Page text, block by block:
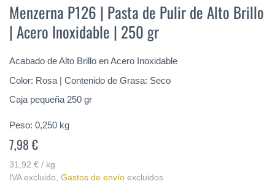
comienzo
de
la
de
imágenes
Menzerna P126 | Pasta de Pulir de Alto Brillo
| Acero Inoxidable | 250 gr
Acabado de Alto Brillo en Acero Inoxidable
Color: Rosa | Contenido de Grasa: Seco
Caja pequeña 250 gr
Peso: 0,250 kg
7,98 €
31,92 € / kg
IVA excluido, Gastos de envío excluidos